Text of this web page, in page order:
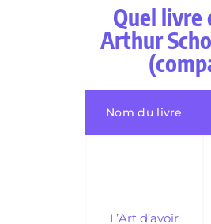
Quel livre
Arthur
Nom du livre
L’Art d’avoir